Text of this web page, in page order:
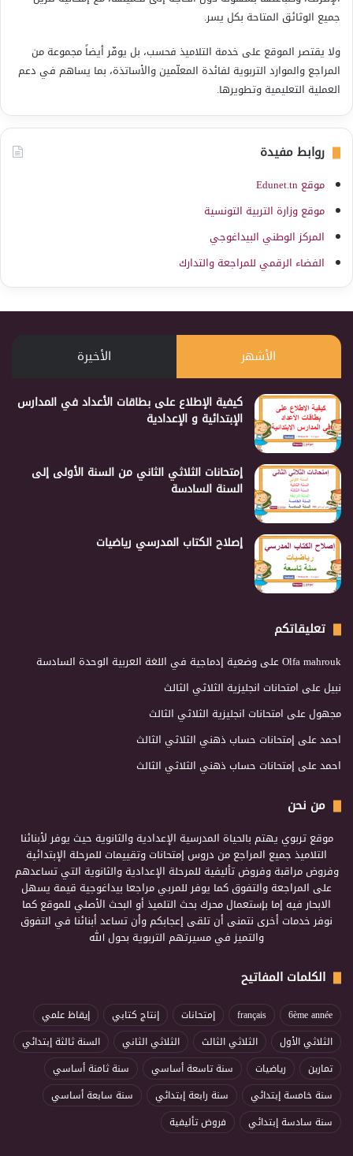
جميع الوثائق المتاحة بكل يسر.
ولا يقتصر الموقع على خدمة التلاميذ فحسب، بل يوفّر أيضاً مجموعة من
المراجع والموارد التربوية لفائدة المعلّمين والأساتذة، بما يساهم في دعم
العملية التعليمية وتطويرها.
روابط مفيدة
موقع Edunet.tn
موقع وزارة التربية التونسية
المركز الوطني البيداغوجي
الفضاء الرقمي للمراجعة والتدارك
الأشهر الأخيرة
كيفية الإطلاع على بطاقات الأعداد في المدارس
الإبتدائية و الإعدادية
إمتحانات الثلاثي الثاني من السنة الأولى إلى
السنة السادسة
إصلاح الكتاب المدرسي رياضيات
تعليقاتكم
Olfa mahroukعلى وضعية إدماجية في اللغة العربية الوحدة السادسة
نبيلعلى امتحانات انجليزية الثلاثي الثالث
مجهولعلى امتحانات انجليزية الثلاثي الثالث
احمدعلى إمتحانات حساب ذهني الثلاثي الثالث
احمدعلى إمتحانات حساب ذهني الثلاثي الثالث
من نحن
موقع تربوي يهتم بالحياة المدرسية الإعدادية والثانوية حيث يوفر لأبنائنا
التلاميذ جميع المراجع من دروس إمتحانات وتقييمات للمرحلة الإبتدائية
وفروض مراقبة وفروض تأليفية للمرحلة الإعدادية والثانوية التي تساعدهم
على المراجعة والتفوق كما يوفر للمربي مراجعا بيداغوجية قيمة يسهل
الابحار فيه إما بإستعمال محرك بحث التلميذ أو البحث الأصلي للموقع كما
نوفر خدمات أخرى نتمنى أن تلقى إعجابكم وأن تساعد أبنائنا في التفوق
والتميز في مسيرتهم التربوية بحول الله
الكلمات المفاتيح
6ème année
français إمتحانات إنتاج كتابي
إيقاظ علمي
الثلاثي الأول
الثلاثي الثالث الثلاثي الثاني
السنة ثالثة إبتدائي
تمارين
رياضيات سنة تاسعة أساسي
سنة ثامنة أساسي
سنة خامسة إبتدائي
سنة رابعة إبتدائي
سنة سابعة أساسي
سنة سادسة إبتدائي
فروض تأليفية